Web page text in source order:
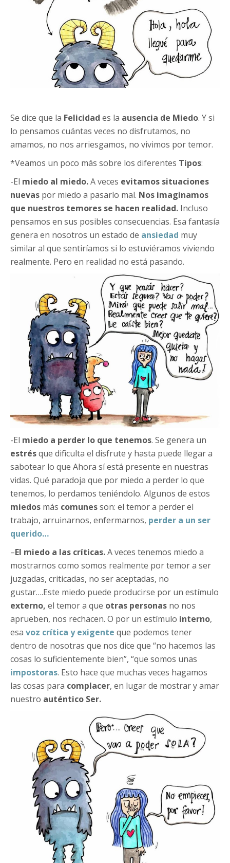
Se dice que la Felicidad es la ausencia de Miedo. Y si
lo pensamos cuántas veces no disfrutamos, no
amamos, no nos arriesgamos, no vivimos por temor.
*Veamos un poco más sobre los diferentes Tipos:
-El miedo al miedo.A veces evitamos situaciones
nuevas por miedo a pasarlo mal. Nos imaginamos
que nuestros temores se hacen realidad. Incluso
pensamos en sus posibles consecuencias. Esa fantasía
genera en nosotros un estado de ansiedad muy
similar al que sentiríamos si lo estuviéramos viviendo
realmente. Pero en realidad no está pasando.
-El miedo a perder lo que tenemos. Se genera un
estrésque dificulta el disfrute y hasta puede llegar a
sabotear lo que Ahora sí está presente en nuestras
vidas. Qué paradoja que por miedo a perder lo que
tenemos, lo perdamos teniéndolo. Algunos de estos
miedos más comunesson: el temor a perder el
trabajo, arruinarnos, enfermarnos, perder a un ser
querido…
–El miedo a las críticas.A veces tenemos miedo a
mostrarnos como somos realmente por temor a ser
juzgadas, criticadas, no ser aceptadas, no
gustar….Este miedo puede producirse por un estímulo
externo, el temor a que otras personas no nos
aprueben, nos rechacen. O por un estímulo interno,
esa voz crítica y exigente que podemos tener
dentro de nosotras que nos dice que “no hacemos las
cosas lo suficientemente bien”, “que somos unas
impostoras. Esto hace que muchas veces hagamos
las cosas para complacer, en lugar de mostrar y amar
nuestro auténtico Ser.